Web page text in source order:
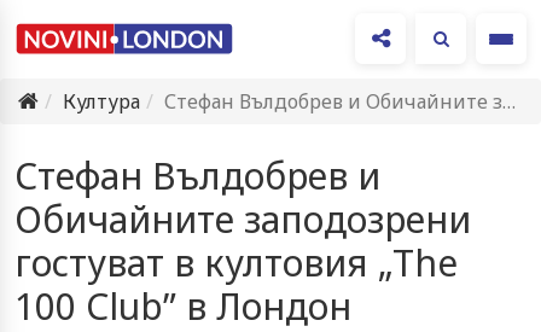
Култура
Стефан Вълдобрев и Обичайните заподозрени гостуват в култовия „Тhe 100…
Стефан Вълдобрев и
Обичайните заподозрени
гостуват в култовия „Тhe
100 Club” в Лондон